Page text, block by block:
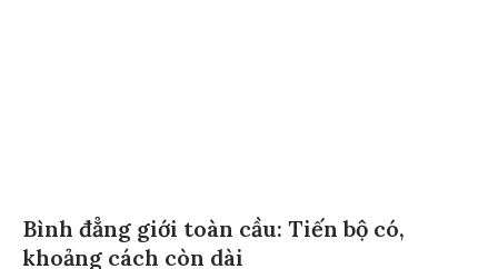
Bình đẳng giới toàn cầu: Tiến bộ có,
khoảng cách còn dài